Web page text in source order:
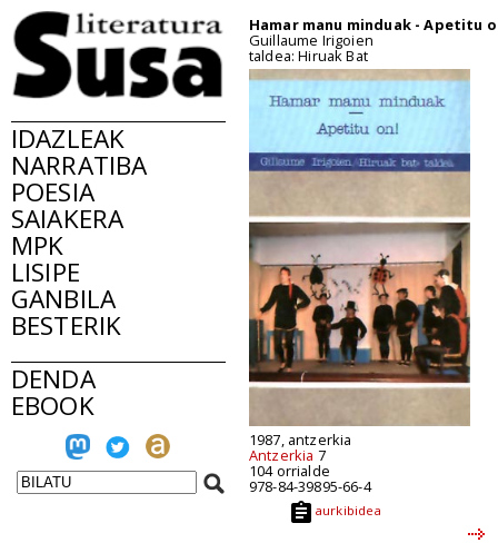
IDAZLEAK
NARRATIBA
POESIA
SAIAKERA
MPK
LISIPE
GANBILA
BESTERIK
DENDA
EBOOK
Hamar manu minduak - Apetitu
Guillaume Irigoien
taldea: Hiruak Bat
1987, antzerkia
Antzerkia 7
104 orrialde
978-84-39895-66-4
aurkibidea